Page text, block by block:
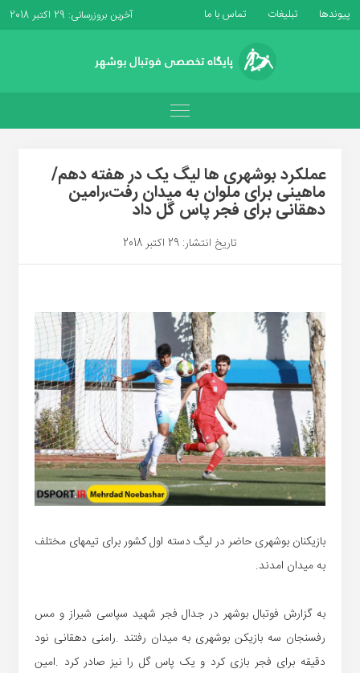
پیوندها تبلیغات تماس با ما آخرین بروزرسانی: 29 اکتبر 2018
عملکرد بوشهری ها لیگ یک در هفته دهم/
ماهینی برای ملوان به میدان رفت،رامین
دهقانی برای فجر پاس گل داد
تاریخ انتشار: 29 اکتبر 2018
بازیکنان بوشهری حاضر در لیگ دسته اول کشور برای تیمهای مختلف
به میدان امدند.
به گزارش فوتبال بوشهر در جدال فجر شهید سپاسی شیراز و مس
رفسنجان سه بازیکن بوشهری به میدان رفتند .رامنی دهقانی نود
دقیقه برای فجر بازی کرد و یک پاس گل را نیز صادر کرد .امین